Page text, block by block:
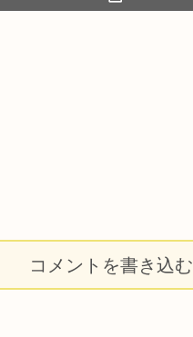
コメントを書き込む